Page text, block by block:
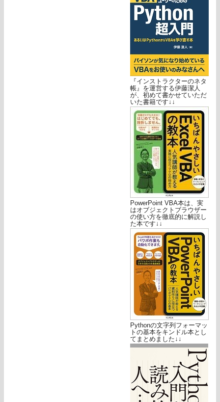
『インストラクターのネタ
帳』を運営する伊藤潔人
が、初めて書かせていただ
いた書籍です↓↓
PowerPoint VBA本は、実
はオブジェクトブラウザー
の使い方を徹底的に解説し
た本です↓↓
Pythonの文字列フォーマッ
トの基本をキンドル本とし
てまとめました↓↓